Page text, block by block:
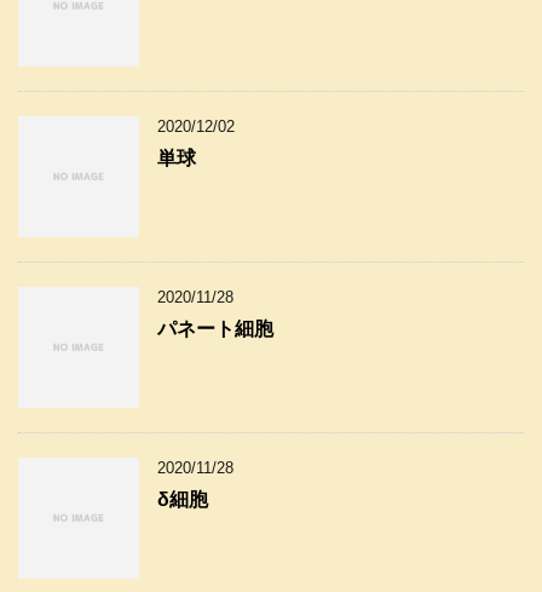
2020/12/02
単球
2020/11/28
パネート細胞
2020/11/28
δ細胞